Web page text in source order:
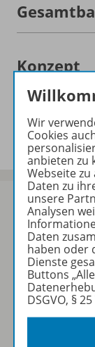
Konzept
Sofort
Wir
Cookies
anbieten zu
Webseite
Daten zu
unsere
Analysen
Daten
haben oder
Dienste
Buttons
DSGVO, §